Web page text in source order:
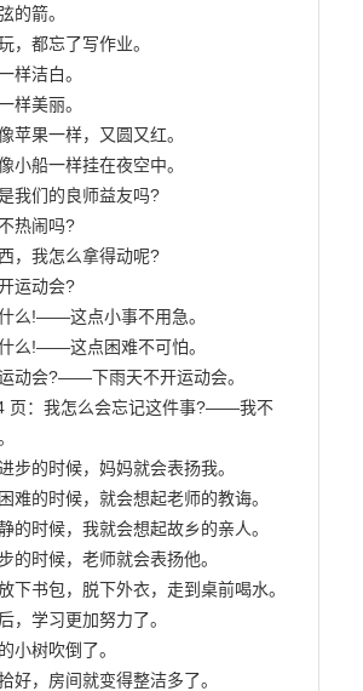
的箭。
，都忘了写作业。
样洁白。
样美丽。
苹果一样，又圆又红。
小船一样挂在夜空中。
我们的良师益友吗?
热闹吗?
，我怎么拿得动呢?
运动会?
么!——这点小事不用急。
么!——这点困难不可怕。
动会?——下雨天不开运动会。
页：我怎么会忘记这件事?——我不
步的时候，妈妈就会表扬我。
难的时候，就会想起老师的教诲。
的时候，我就会想起故乡的亲人。
的时候，老师就会表扬他。
下书包，脱下外衣，走到桌前喝水。
，学习更加努力了。
小树吹倒了。
好，房间就变得整洁多了。